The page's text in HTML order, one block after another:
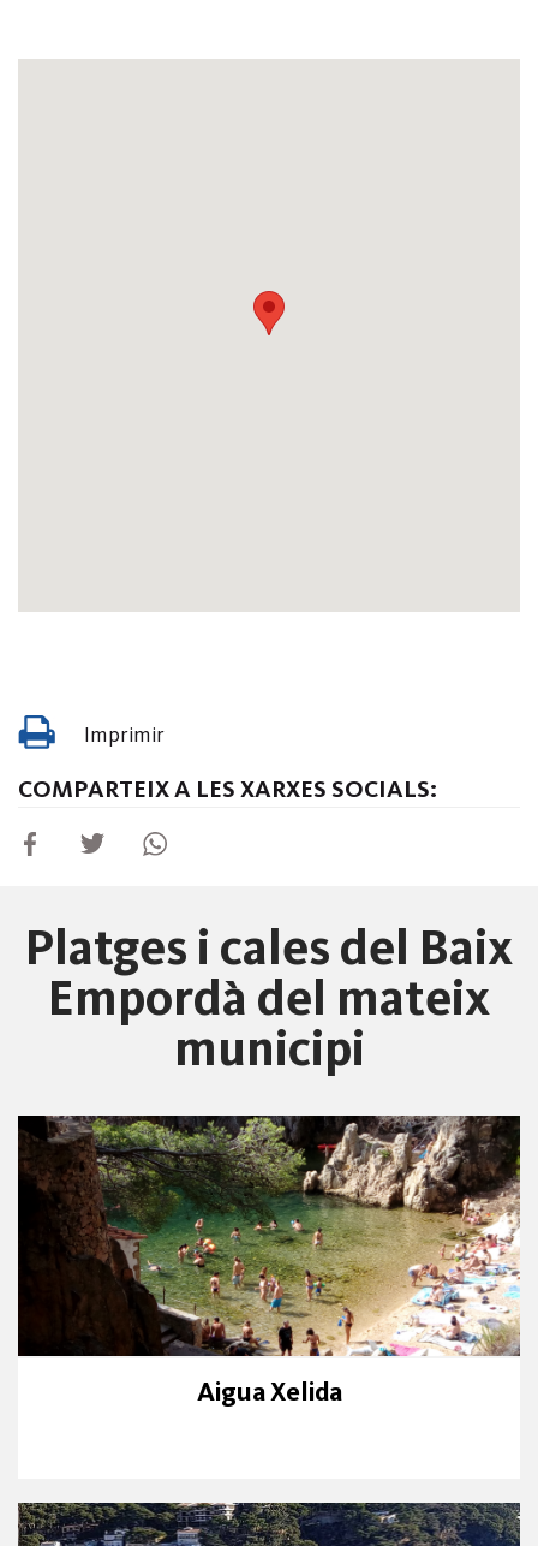
Imprimir
COMPARTEIX A LES XARXES SOCIALS:
Platges i cales del Baix
Empordà del mateix
municipi
Aigua Xelida